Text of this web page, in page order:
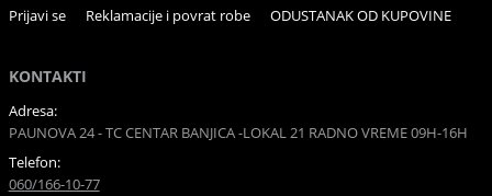
Prijavi se
Reklamacije i povrat robe ODUSTANAK OD KUPOVINE
KONTAKTI
Adresa:
PAUNOVA 24 - TC CENTAR BANJICA -LOKAL 21 RADNO VREME 09H-16H
Telefon:
060/166-10-77